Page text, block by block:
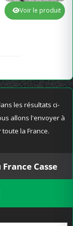
Voir le produit
les résultats ci-
allons l'envoyer à
la France.
Casse